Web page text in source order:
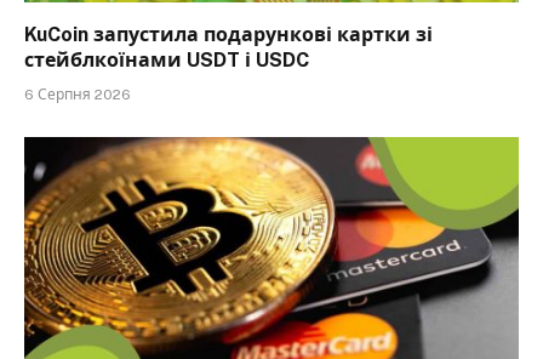
KuCoin запустила подарункові картки зі
стейблкоїнами USDT і USDC
6 Серпня 2026